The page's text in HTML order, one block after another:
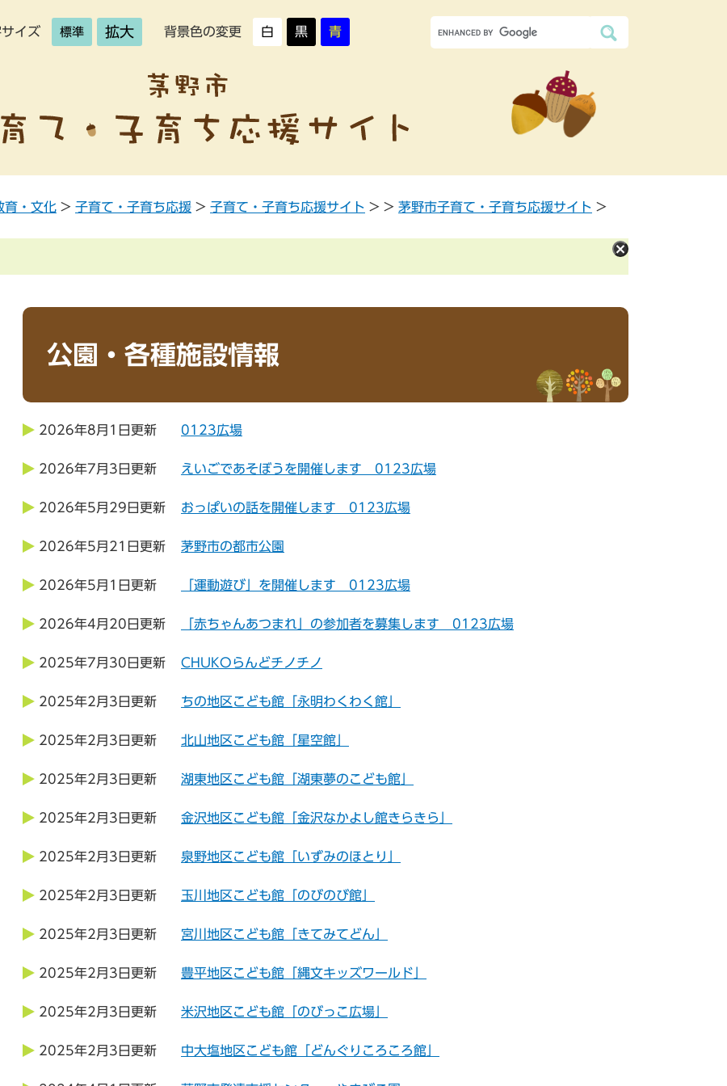
イズ 標準 拡大 背景色の変更 白 黒 青
育・文化 > 子育て・子育ち応援 > 子育て・子育ち応援サイト > > 茅野市子育て・子育ち応援サイト >
公園・各種施設情報
2026年8月1日更新 0123広場
2026年7月3日更新 えいごであそぼうを開催します 0123広場
2026年5月29日更新 おっぱいの話を開催します 0123広場
2026年5月21日更新 茅野市の都市公園
2026年5月1日更新 「運動遊び」を開催します 0123広場
2026年4月20日更新 「赤ちゃんあつまれ」の参加者を募集します 0123広場
2025年7月30日更新 CHUKOらんどチノチノ
2025年2月3日更新 ちの地区こども館「永明わくわく館」
2025年2月3日更新 北山地区こども館「星空館」
2025年2月3日更新 湖東地区こども館「湖東夢のこども館」
2025年2月3日更新 金沢地区こども館「金沢なかよし館きらきら」
2025年2月3日更新 泉野地区こども館「いずみのほとり」
2025年2月3日更新 玉川地区こども館「のびのび館」
2025年2月3日更新 宮川地区こども館「きてみてどん」
2025年2月3日更新 豊平地区こども館「縄文キッズワールド」
2025年2月3日更新 米沢地区こども館「のびっこ広場」
2025年2月3日更新 中大塩地区こども館「どんぐりころころ館」